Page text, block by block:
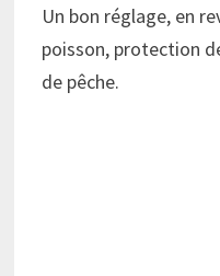
Un bon réglage, en
poisson, protection
de pêche.